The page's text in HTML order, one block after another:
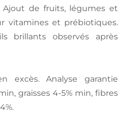
Ajout de fruits, légumes et
vitamines et prébiotiques.
brillants observés après
excès. Analyse garantie
graisses 4-5% min, fibres